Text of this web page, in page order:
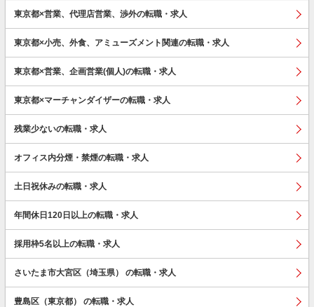
東京都×営業、代理店営業、渉外の転職・求人
東京都×小売、外食、アミューズメント関連の転職・求人
東京都×営業、企画営業(個人)の転職・求人
東京都×マーチャンダイザーの転職・求人
残業少ないの転職・求人
オフィス内分煙・禁煙の転職・求人
土日祝休みの転職・求人
年間休日120日以上の転職・求人
採用枠5名以上の転職・求人
さいたま市大宮区（埼玉県） の転職・求人
豊島区（東京都） の転職・求人